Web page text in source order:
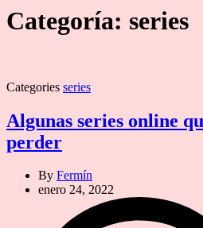
Categoría: series
Categories series
Algunas series online
perder
By Fermín
enero 24, 2022